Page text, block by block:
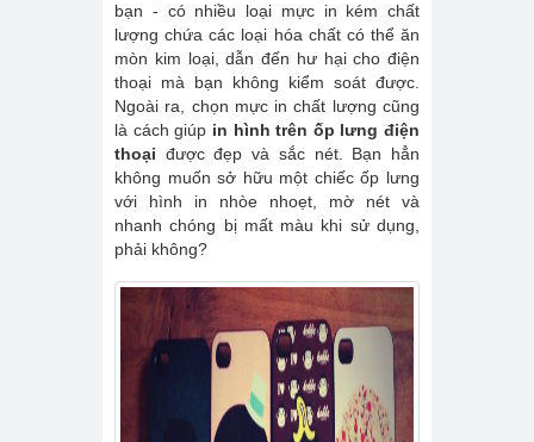
bạn - có nhiều loại mực in kém chất
lượng chứa các loại hóa chất có thể ăn
mòn kim loại, dẫn đến hư hại cho điện
thoại mà bạn không kiểm soát được.
Ngoài ra, chọn mực in chất lượng cũng
là cách giúp in hình trên ốp lưng điện
thoại được đẹp và sắc nét. Bạn hẳn
không muốn sở hữu một chiếc ốp lưng
với hình in nhòe nhoẹt, mờ nét và
nhanh chóng bị mất màu khi sử dụng,
phải không?